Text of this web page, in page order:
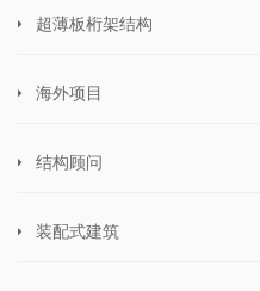
超薄板桁架结构
海外项目
结构顾问
装配式建筑